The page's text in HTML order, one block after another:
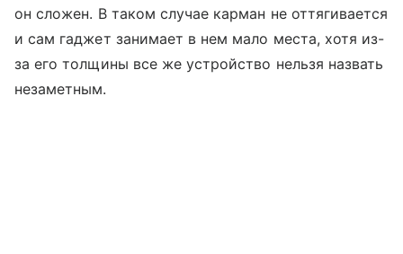
он сложен. В таком случае карман не оттягивается
и сам гаджет занимает в нем мало места, хотя из-
за его толщины все же устройство нельзя назвать
незаметным.